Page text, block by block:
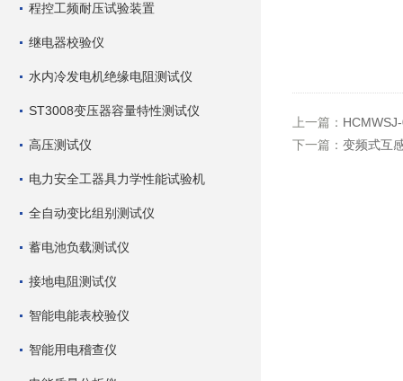
程控工频耐压试验装置
继电器校验仪
水内冷发电机绝缘电阻测试仪
ST3008变压器容量特性测试仪
高压测试仪
电力安全工器具力学性能试验机
全自动变比组别测试仪
蓄电池负载测试仪
接地电阻测试仪
智能电能表校验仪
智能用电稽查仪
上一篇：
下一篇： 变频式互